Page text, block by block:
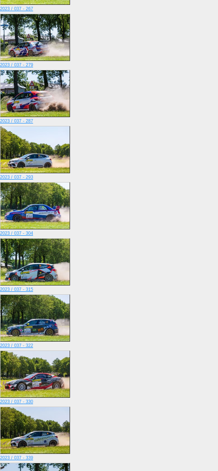
2023 / 037 - 267
2023 / 037 - 279
2023 / 037 - 287
2023 / 037 - 293
2023 / 037 - 304
2023 / 037 - 315
2023 / 037 - 322
2023 / 037 - 330
2023 / 037 - 339